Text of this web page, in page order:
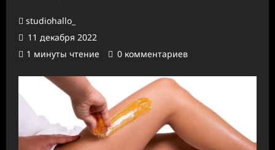
studiohallo_
11 декабря 2022
1 минуты чтение
0 комментариев